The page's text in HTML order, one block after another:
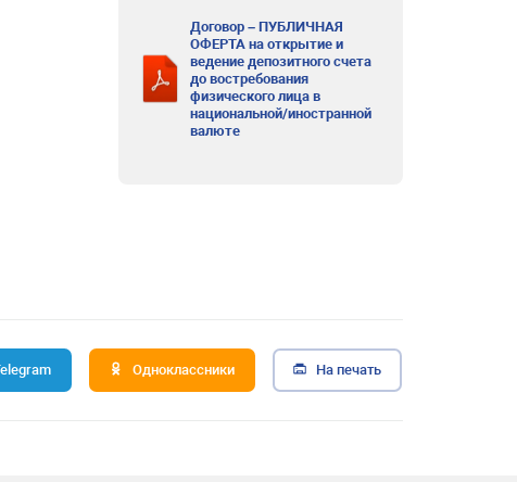
Договор – ПУБЛИЧНАЯ
ОФЕРТА на открытие и
ведение депозитного счета
до востребования
физического лица в
национальной/иностранной
валюте
Одноклассники На печать